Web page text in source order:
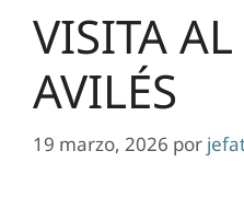
VISITA
AVILÉS
19 marzo, 2026 por